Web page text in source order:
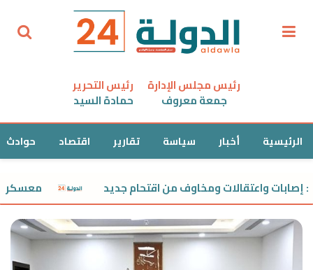
رئيس مجلس الإدارة
جمعة معروف
رئيس التحرير
حمادة السيد
الرئيسية أخبار سياسة تقارير اقتصاد حوادث
واعتقالات ومخاوف من اقتحام جديد معسكر نتنياهو يتراجع إلى 49